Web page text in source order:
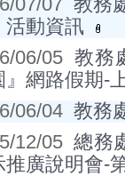
07/07教務
活動資訊
06/05教務
』網路假期-
06/04 教務
12/05總務
推廣說明會-